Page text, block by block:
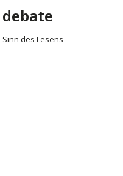
des Lesens